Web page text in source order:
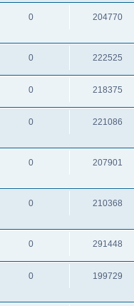
0 204770
0 222525
0 218375
0 221086
0 207901
0 210368
0 291448
0 199729